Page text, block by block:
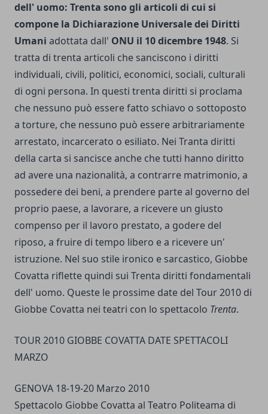
dell' uomo: Trenta sono gli articoli di cui si
compone la Dichiarazione Universale dei Diritti
Umani adottata dall' ONU il 10 dicembre 1948. Si
tratta di trenta articoli che sanciscono i diritti
individuali, civili, politici, economici, sociali, culturali
di ogni persona. In questi trenta diritti si proclama
che nessuno può essere fatto schiavo o sottoposto
a torture, che nessuno può essere arbitrariamente
arrestato, incarcerato o esiliato. Nei Tranta diritti
della carta si sancisce anche che tutti hanno diritto
ad avere una nazionalità, a contrarre matrimonio, a
possedere dei beni, a prendere parte al governo del
proprio paese, a lavorare, a ricevere un giusto
compenso per il lavoro prestato, a godere del
riposo, a fruire di tempo libero e a ricevere un'
istruzione. Nel suo stile ironico e sarcastico, Giobbe
Covatta riflette quindi sui Trenta diritti fondamentali
dell' uomo. Queste le prossime date del Tour 2010 di
Giobbe Covatta nei teatri con lo spettacolo Trenta.
TOUR 2010 GIOBBE COVATTA DATE SPETTACOLI
MARZO
GENOVA 18-19-20 Marzo 2010
Spettacolo Giobbe Covatta al Teatro Politeama di